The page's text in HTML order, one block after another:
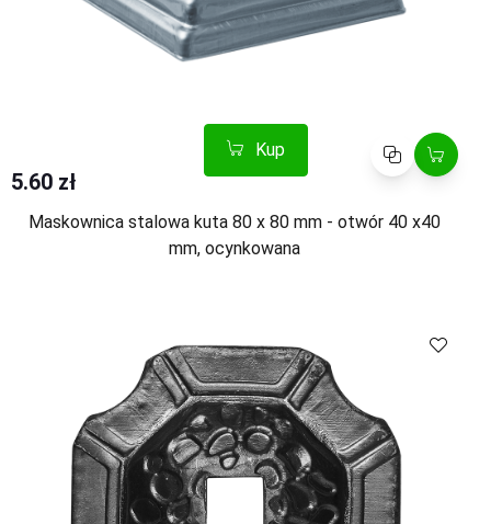
Kup Porównaj
5.60 zł
Maskownica stalowa kuta 80 x 80 mm - otwór 40 x40
mm, ocynkowana